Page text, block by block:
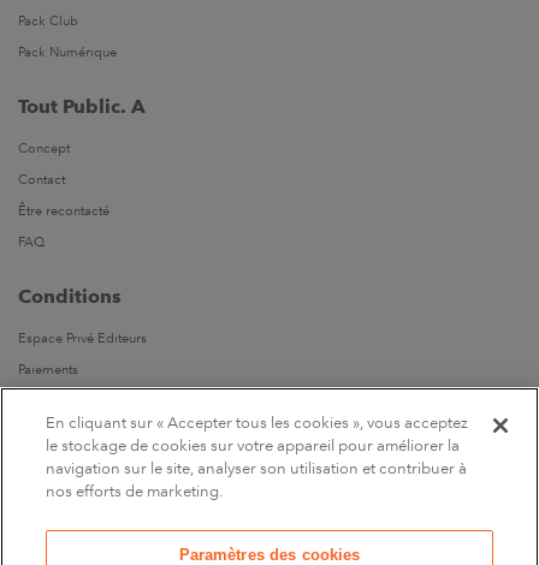
Pack Club
Pack Numérique
Tout Public. A
Concept
Contact
Être recontacté
FAQ
Conditions
Espace Privé Editeurs
Paiements
Parrainages
Suivez-nous
En cliquant sur « Accepter tous les cookies », vous acceptez
le stockage de cookies sur votre appareil pour améliorer la
navigation sur le site, analyser son utilisation et contribuer à
nos efforts de marketing.
Paramètres des cookies